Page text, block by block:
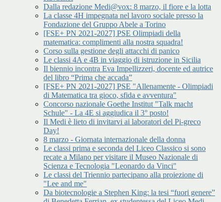
Dalla redazione Medi@vox: 8 marzo, il fiore e la lotta
La classe 4H impegnata nel lavoro sociale presso la
Fondazione del Gruppo Abele a Torino
[FSE+ PN 2021-2027] PSE Olimpiadi della
matematica: complimenti alla nostra squadra!
Corso sulla gestione degli attacchi di panico
Le classi 4A e 4B in viaggio di istruzione in Sicilia
Il biennio incontra Eva Impellizzeri, docente ed autrice
del libro “Prima che accada”
[FSE+ PN 2021-2027] PSE "Allenamente - Olimpiadi
di Matematica tra gioco, sfida e avventura"
Concorso nazionale Goethe Institut "Talk macht
Schule" - La 4E si aggiudica il 3° posto!
Il Medi è lieto di invitarvi ai laboratori del Pi-greco
Day!
8 marzo - Giornata internazionale della donna
Le classi prima e seconda del Liceo Classico si sono
recate a Milano per visitare il Museo Nazionale di
Scienza e Tecnologia "Leonardo da Vinci"
Le classi del Triennio partecipano alla proiezione di
"Lee and me"
Da biotecnologie a Stephen King: la tesi “fuori genere”